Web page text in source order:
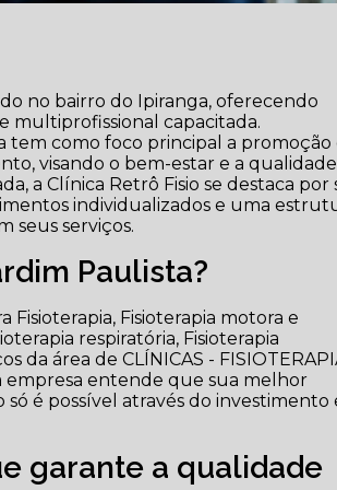
no bairro do Ipiranga, oferecendo
multiprofissional capacitada.
tem como foco principal a promoção
visando o bem-estar e a
a Clínica Retrô Fisio se destaca por
individualizados e uma
seus serviços.
Paulista?
Fisioterapia, Fisioterapia motora e
respiratória, Fisioterapia
da área de CLÍNICAS -
empresa entende que sua melhor
é possível através do investimento
garante a qualidade